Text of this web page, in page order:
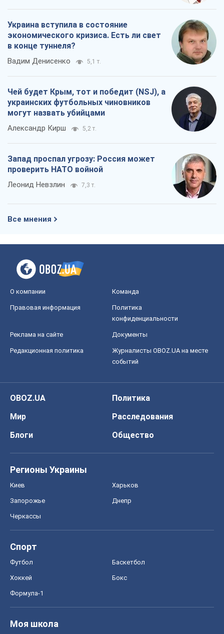
Украина вступила в состояние
экономического кризиса. Есть ли свет
в конце туннеля?
Вадим Денисенко 5,1 т.
Чей будет Крым, тот и победит (NSJ), а
украинских футбольных чиновников
могут назвать убийцами
Александр Кирш 5,2 т.
Запад проспал угрозу: Россия может
проверить НАТО войной
Леонид Невзлин 7,3 т.
Все мнения
О компании Команда
Правовая информация
Политика
конфиденциальности
Реклама на сайте Документы
Редакционная политика
Журналисты OBOZ.UA на месте
событий
OBOZ.UA
Политика
Мир
Расследования
Блоги
Общество
Регионы Украины
Киев Харьков
Запорожье Днепр
Черкассы
Спорт
Футбол Баскетбол
Хоккей Бокс
Формула-1
Моя школа